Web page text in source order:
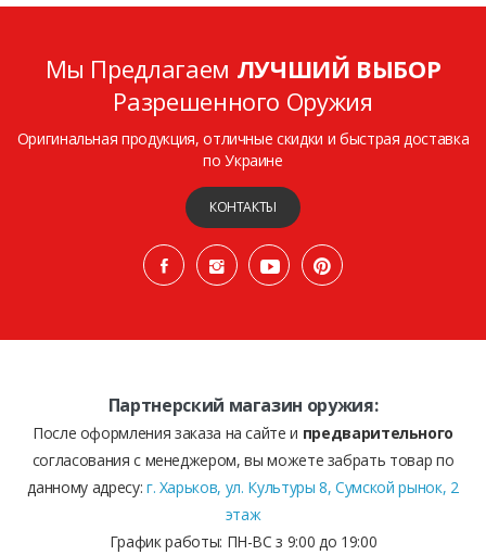
Мы Предлагаем ЛУЧШИЙ ВЫБОР
Разрешенного Оружия
Оригинальная продукция, отличные скидки и быстрая доставка
по Украине
КОНТАКТЫ
Партнерский магазин оружия:
После оформления заказа на сайте и предварительного
согласования с менеджером, вы можете забрать товар по
данному адресу: г. Харьков, ул. Культуры 8, Сумской рынок, 2
этаж
График работы: ПН-ВС з 9:00 до 19:00